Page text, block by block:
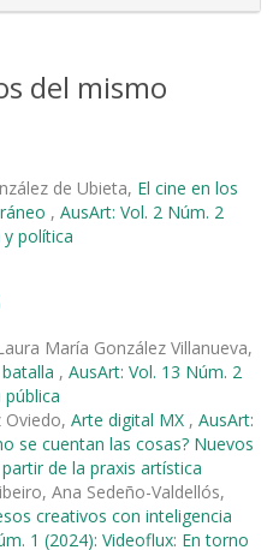
del mismo
de Ubieta, El cine en los
, AusArt: Vol. 2 Núm. 2
política
María González Villanueva,
, AusArt: Vol. 13 Núm. 2
Oviedo, Arte digital MX , AusArt:
se cuentan las cosas? Nuevos
de la praxis artística
Ana Sedeño-Valdellós,
creativos con inteligencia
1 (2024): Videoflux: En torno